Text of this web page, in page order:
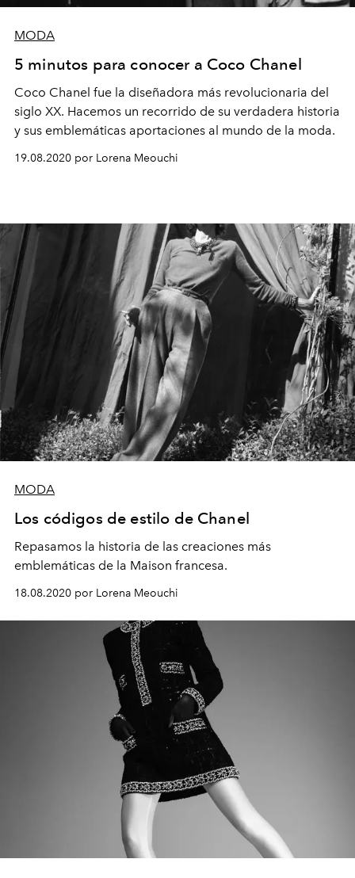
MODA
5 minutos para conocer a Coco Chanel
Coco Chanel fue la diseñadora más revolucionaria del
siglo XX. Hacemos un recorrido de su verdadera historia
y sus emblemáticas aportaciones al mundo de la moda.
19.08.2020 por Lorena Meouchi
MODA
Los códigos de estilo de Chanel
Repasamos la historia de las creaciones más
emblemáticas de la Maison francesa.
18.08.2020 por Lorena Meouchi